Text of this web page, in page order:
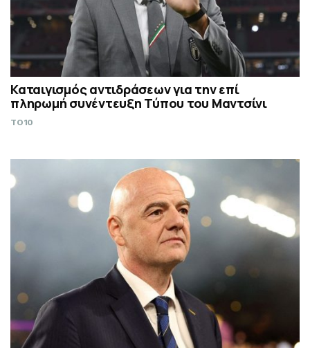
Καταιγισμός αντιδράσεων για την επί
πληρωμή συνέντευξη Τύπου του Μαντσίνι
TO10